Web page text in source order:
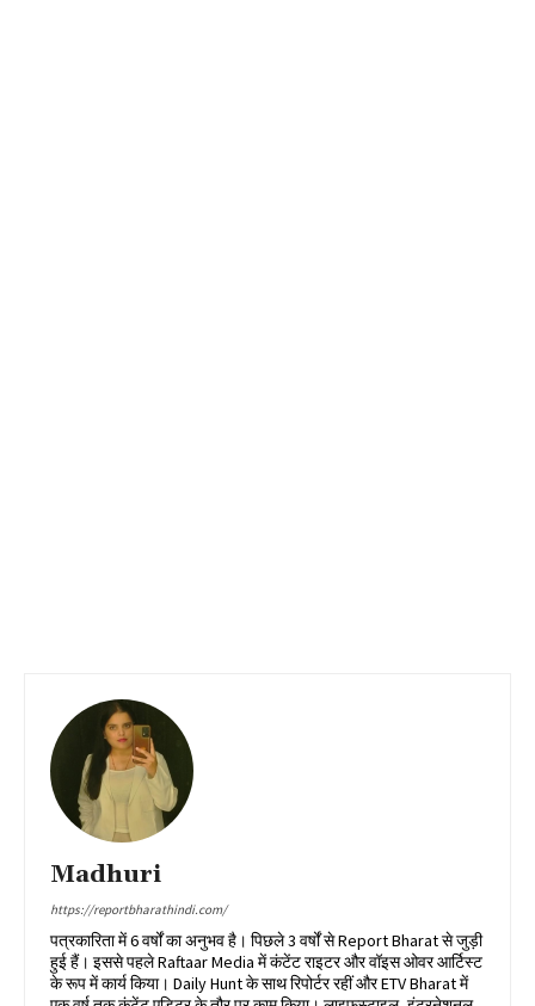
Madhuri
https://reportbharathindi.com/
पत्रकारिता में 6 वर्षों का अनुभव है। पिछले 3 वर्षों से Report Bharat से जुड़ी
हुई हैं। इससे पहले Raftaar Media में कंटेंट राइटर और वॉइस ओवर आर्टिस्ट
के रूप में कार्य किया। Daily Hunt के साथ रिपोर्टर रहीं और ETV Bharat में